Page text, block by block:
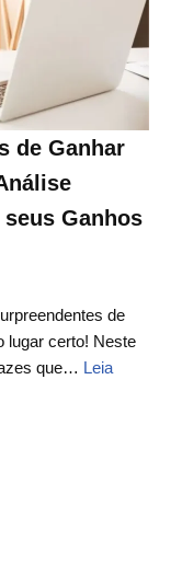
de Ganhar
Ganhos
de
lugar certo! Neste
que… Leia